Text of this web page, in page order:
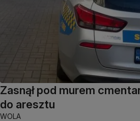
Zasnął pod murem
do aresztu
WOLA